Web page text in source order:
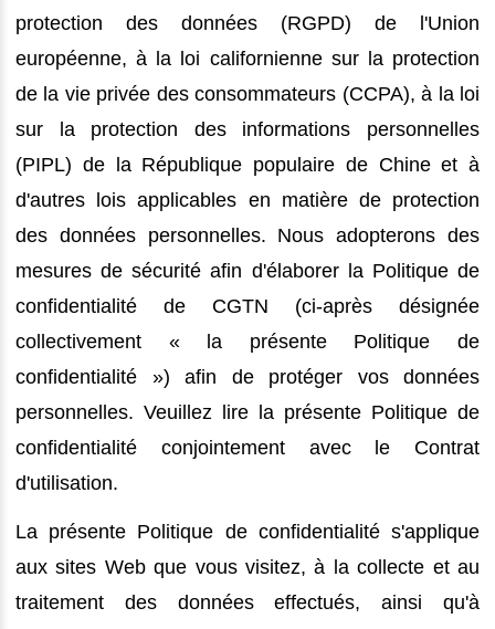
protection des données (RGPD) de l'Union
européenne, à la loi californienne sur la protection
de la vie privée des consommateurs (CCPA), à la loi
sur la protection des informations personnelles
(PIPL) de la République populaire de Chine et à
d'autres lois applicables en matière de protection
des données personnelles. Nous adopterons des
mesures de sécurité afin d'élaborer la Politique de
confidentialité de CGTN (ci-après désignée
collectivement « la présente Politique de
confidentialité ») afin de protéger vos données
personnelles. Veuillez lire la présente Politique de
confidentialité conjointement avec le Contrat
d'utilisation.
La présente Politique de confidentialité s'applique
aux sites Web que vous visitez, à la collecte et au
traitement des données effectués, ainsi qu'à